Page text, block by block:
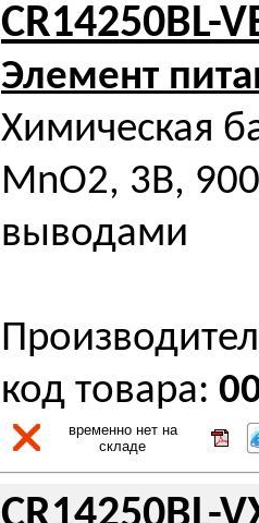
CR14250BL-
Элемент
Химическая
MnO2, 3В,
выводами
код товара:
временно нет на
складе